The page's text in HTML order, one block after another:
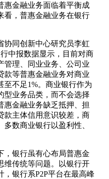
金融业务面临着平衡成
看，普惠金融业务在银行
同创新中心研究员李虹
中报数据显示，目前对商
管理、同业业务、公司业
款等普惠金融业务对商业
至不足1%。商业银行作为
型业务品类，而不会选择
惠金融业务缺乏抵押、担
款主体信用意识较差，商
数商业银行以盈利性、
银行虽有心布局普惠金
维传统等问题。以银行开
，银行系P2P平台在最高峰